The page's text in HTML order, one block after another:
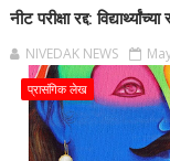
नीट परीक्षा रद्द:
NIVEDAK NEWS
प्रासंगिक लेख